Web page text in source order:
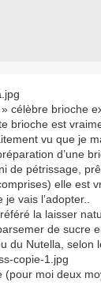
célèbre brioche
brioche est
vu que je
d’une
de pétrissage,
elle est
vais l’adopter..
la laisser
de sucre
du Nutella, selon
(pour moi deux